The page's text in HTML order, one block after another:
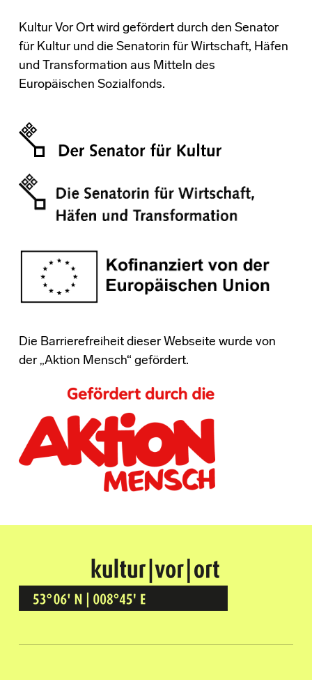
Kultur Vor Ort wird gefördert durch den Senator
für Kultur und die Senatorin für Wirtschaft, Häfen
und Transformation aus Mitteln des
Europäischen Sozialfonds.
Die Barrierefreiheit dieser Webseite wurde von
der „Aktion Mensch“ gefördert.
Kultur Vor Ort
BREMEN GRÖPELINGEN